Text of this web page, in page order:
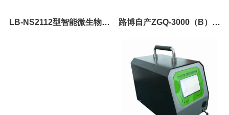
LB-NS2112型智能微生物采 路博自产ZGQ-3000（B）型